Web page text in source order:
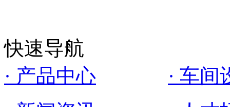
快速导航
· 产品中心
· 车间